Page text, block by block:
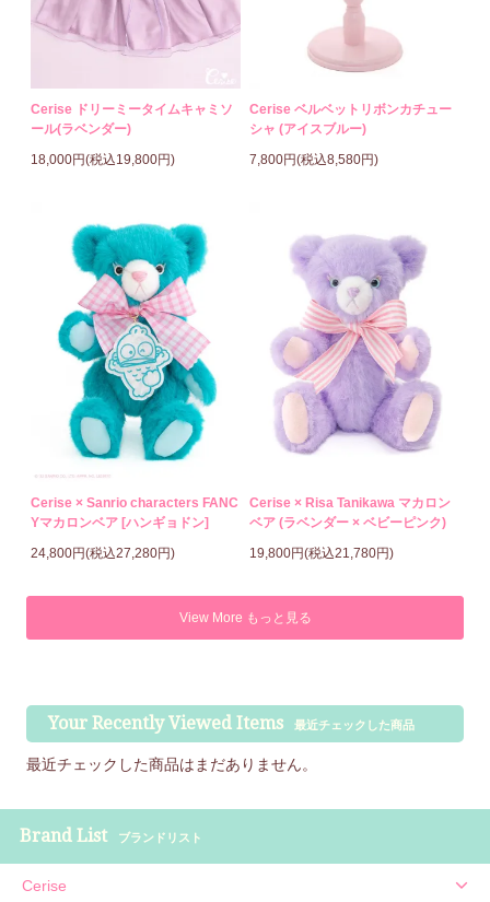
Cerise ドリーミータイムキャミソ
ール(ラベンダー)
18,000円(税込19,800円)
Cerise ベルベットリボンカチュー
シャ (アイスブルー)
7,800円(税込8,580円)
Cerise × Sanrio characters FANC
Yマカロンベア [ハンギョドン]
24,800円(税込27,280円)
Cerise × Risa Tanikawa マカロン
ベア (ラベンダー × ベビーピンク)
19,800円(税込21,780円)
View More もっと見る
Your Recently Viewed Items 最近チェックした商品
最近チェックした商品はまだありません。
Brand List ブランドリスト
Cerise